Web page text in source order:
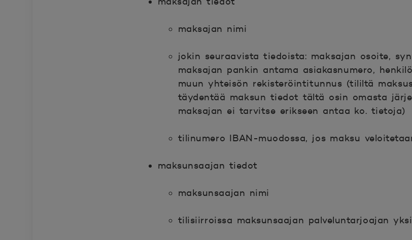
maksajan nimi
jokin seuraavista tiedoista: maksajan osoite,
maksajan pankin antama asiakasnumero,
muun yhteisön rekisteröintitunnus (tililtä
täydentää maksun tiedot tältä osin omasta
maksajan ei tarvitse erikseen antaa ko. tietoja)
tilinumero IBAN-muodossa, jos maksu
maksunsaajan tiedot
maksunsaajan nimi
tilisiirroissa maksunsaajan palveluntarjoajan